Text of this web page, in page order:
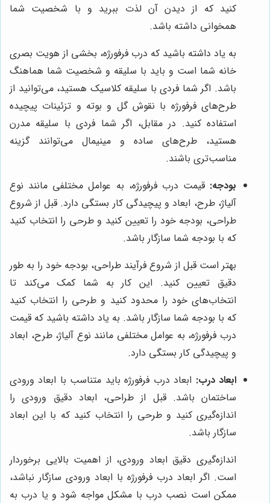
کنید که از دیدن آن لذت ببرید و با شخصیت شما
همخوانی داشته باشد.
به یاد داشته باشید که درب فرفورژه، بخشی از هویت بصری
خانه شما است و باید با سلیقه و شخصیت شما هماهنگ
باشد. اگر شما فردی با سلیقه کلاسیک هستید، می‌توانید از
طرح‌های فرفورژه با نقوش گل و بوته و تزئینات پیچیده
استفاده کنید. در مقابل، اگر شما فردی با سلیقه مدرن
هستید، طرح‌های ساده و مینیمال می‌توانند گزینه
مناسب‌تری باشند.
بودجه: قیمت درب فرفورژه، به عوامل مختلفی مانند نوع
آلیاژ، طرح، ابعاد و پیچیدگی کار بستگی دارد. قبل از شروع
طراحی، بودجه خود را تعیین کنید و طرحی را انتخاب کنید
که با بودجه شما سازگار باشد.
بهتر است قبل از شروع فرآیند طراحی، بودجه خود را به طور
دقیق تعیین کنید. این کار به شما کمک می‌کند تا
انتخاب‌های خود را محدود کنید و طرحی را انتخاب کنید
که با بودجه شما سازگار باشد. به یاد داشته باشید که قیمت
درب فرفورژه، به عوامل مختلفی مانند نوع آلیاژ، طرح، ابعاد
و پیچیدگی کار بستگی دارد.
ابعاد درب: ابعاد درب فرفورژه باید متناسب با ابعاد ورودی
ساختمان باشد. قبل از طراحی، ابعاد دقیق ورودی را
اندازه‌گیری کنید و طرحی را انتخاب کنید که با این ابعاد
سازگار باشد.
اندازه‌گیری دقیق ابعاد ورودی، از اهمیت بالایی برخوردار
است. اگر ابعاد درب فرفورژه با ابعاد ورودی سازگار نباشد،
ممکن است نصب درب با مشکل مواجه شود و یا درب به